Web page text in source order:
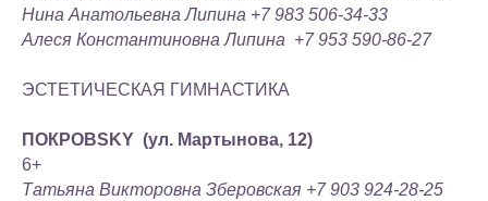
Нина Анатольевна Липина +7 983 506-34-33
Алеся Константиновна Липина +7 953 590-86-27
ЭСТЕТИЧЕСКАЯ ГИМНАСТИКА
ПОКРОВSKY (ул. Мартынова, 12)
6+
Татьяна Викторовна Зберовская +7 903 924-28-25